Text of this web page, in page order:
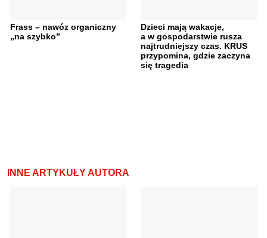
Frass – nawóz organiczny
„na szybko”
Dzieci mają wakacje,
a w gospodarstwie rusza
najtrudniejszy czas. KRUS
przypomina, gdzie zaczyna
się tragedia
INNE ARTYKUŁY AUTORA